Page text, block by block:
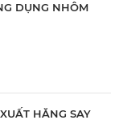
DỤNG NHÔM
HĂNG SAY